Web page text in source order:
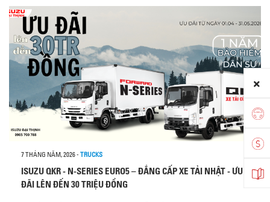
7 THÁNG NĂM, 2026- TRUCKS
ISUZU QKR - N-SERIES EURO5 – ĐẲNG CẤP XE TẢI NHẬT - ƯU
ĐÃI LÊN ĐẾN 30 TRIỆU ĐỒNG